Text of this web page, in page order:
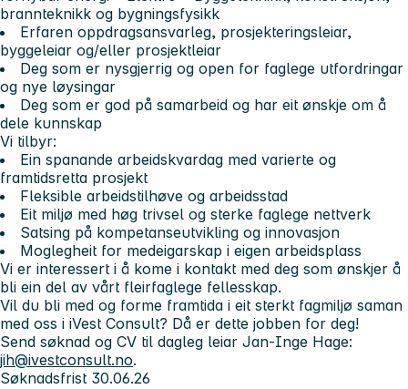
brannteknikk og bygningsfysikk
Erfaren oppdragsansvarleg, prosjekteringsleiar,
byggeleiar og/eller prosjektleiar
Deg som er nysgjerrig og open for faglege utfordringar
og nye løysingar
Deg som er god på samarbeid og har eit ønskje om å
dele kunnskap
Vi tilbyr:
Ein spanande arbeidskvardag med varierte og
framtidsretta prosjekt
Fleksible arbeidstilhøve og arbeidsstad
Eit miljø med høg trivsel og sterke faglege nettverk
Satsing på kompetanseutvikling og innovasjon
Moglegheit for medeigarskap i eigen arbeidsplass
Vi er interessert i å kome i kontakt med deg som ønskjer å
bli ein del av vårt fleirfaglege fellesskap.
Vil du bli med og forme framtida i eit sterkt fagmiljø saman
med oss i iVest Consult? Då er dette jobben for deg!
Send søknad og CV til dagleg leiar Jan-Inge Hage:
jih@ivestconsult.no.
Søknadsfrist 30.06.26